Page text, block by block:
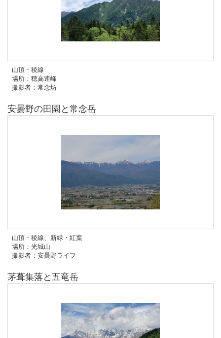
山頂・稜線
場所：穂高連峰
撮影者：常念坊
安曇野の田園と常念岳
山頂・稜線、新緑・紅葉
場所：光城山
撮影者：安曇野ライフ
茅葺集落と五竜岳